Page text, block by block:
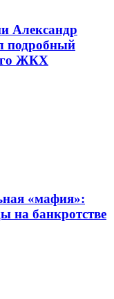
Александр
подробный
ЖКХ
«мафия»:
на банкротстве